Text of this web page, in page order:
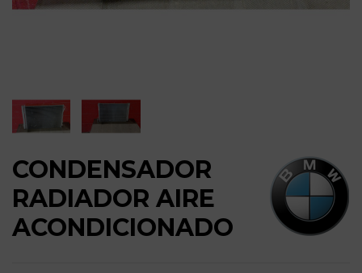
CONDENSADOR
RADIADOR AIRE
ACONDICIONADO